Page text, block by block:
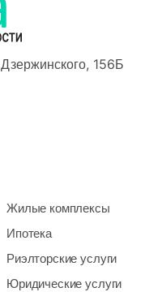
156Б
Жилые комплексы
Ипотека
Риэлторские услуги
Юридические услуги